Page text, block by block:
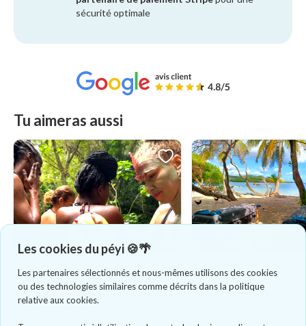
Les cookies du péyi 🍪🌴
Les partenaires sélectionnés et nous-mêmes utilisons des cookies
ou des technologies similaires comme décrits dans la politique
relative aux cookies.
sécurité optimale
Tu aimeras aussi
Bain démarré : une pratique
ancestrale pour lâcher-prise !
Journée détente &
(duo) sur l'îlet